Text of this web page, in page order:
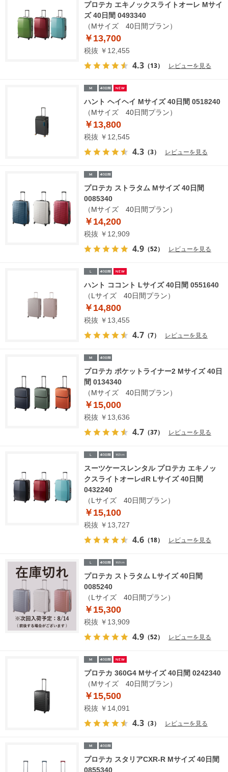
プロテカ エキノックスライトオーレ Mサイ
ズ 40日間 0493340
（Mサイズ 40日間プラン）
￥13,700
税抜 ￥12,455
4.3 （13） レビューを見る
ハント ヘイヘイ Mサイズ 40日間 0518240
（Mサイズ 40日間プラン）
￥13,800
税抜 ￥12,545
4.3 （3） レビューを見る
プロテカ ストラタム Mサイズ 40日間
0085340
（Mサイズ 40日間プラン）
￥14,200
税抜 ￥12,909
4.9 （52） レビューを見る
ハント ココント Lサイズ 40日間 0551640
（Lサイズ 40日間プラン）
￥14,800
税抜 ￥13,455
4.7 （7） レビューを見る
プロテカ ポケットライナー2 Mサイズ 40日
間 0134340
（Mサイズ 40日間プラン）
￥15,000
税抜 ￥13,636
4.7 （37） レビューを見る
スーツケースレンタル プロテカ エキノッ
クスライトオーレdR Lサイズ 40日間
0432240
（Lサイズ 40日間プラン）
￥15,100
税抜 ￥13,727
4.6 （18） レビューを見る
プロテカ ストラタム Lサイズ 40日間
0085240
（Lサイズ 40日間プラン）
￥15,300
税抜 ￥13,909
4.9 （52） レビューを見る
プロテカ 360G4 Mサイズ 40日間 0242340
（Mサイズ 40日間プラン）
￥15,500
税抜 ￥14,091
4.3 （3） レビューを見る
プロテカ スタリアCXR-R Mサイズ 40日間
0855340